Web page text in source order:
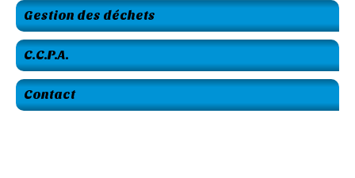
Gestion des déchets
C.C.P.A.
Contact